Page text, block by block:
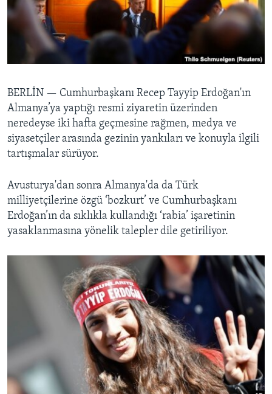
HAYATTAN
SANAT
BIZI TAKIP EDIN
Diller
BERLİN — Cumhurbaşkanı Recep Tayyip Erdoğan'ın
Almanya’ya yaptığı resmi ziyaretin üzerinden
neredeyse iki hafta geçmesine rağmen, medya ve
siyasetçiler arasında gezinin yankıları ve konuyla ilgili
tartışmalar sürüyor.
Avusturya'dan sonra Almanya'da da Türk
milliyetçilerine özgü ‘bozkurt’ ve Cumhurbaşkanı
Erdoğan’ın da sıklıkla kullandığı ‘rabia’ işaretinin
yasaklanmasına yönelik talepler dile getiriliyor.